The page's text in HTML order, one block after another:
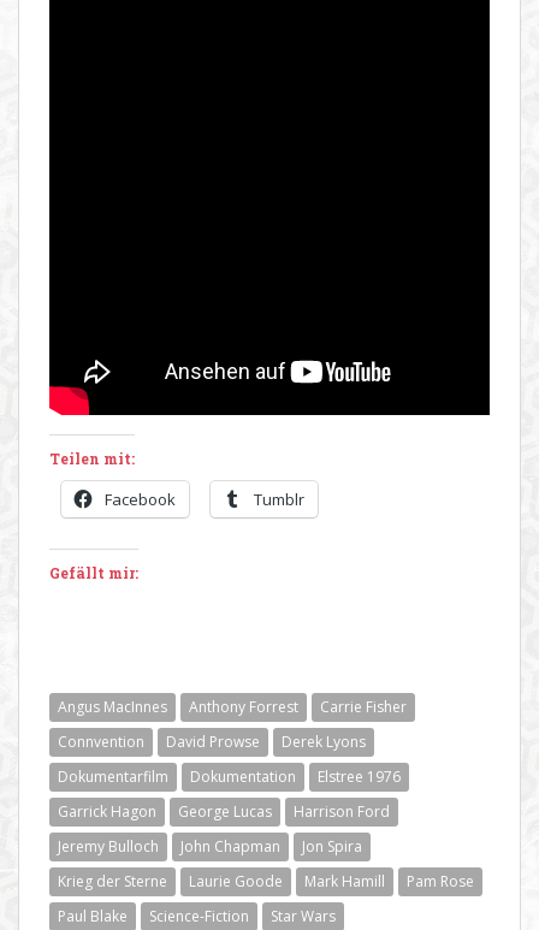
Teilen mit:
Facebook Tumblr
Gefällt mir:
Angus MacInnes Anthony Forrest
Carrie Fisher
Connvention
David Prowse
Derek Lyons
Dokumentarfilm
Dokumentation
Elstree 1976
Garrick Hagon
George Lucas
Harrison Ford
Jeremy Bulloch
John Chapman
Jon Spira
Krieg der Sterne
Laurie Goode Mark Hamill
Pam Rose
Paul Blake
Science-Fiction Star Wars